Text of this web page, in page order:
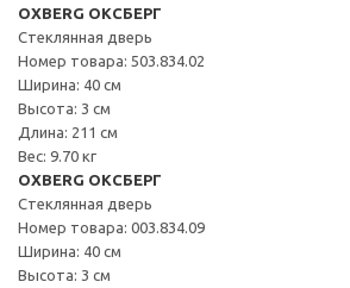
OXBERG ОКСБЕРГ
Стеклянная дверь
Номер товара: 503.834.02
Ширина: 40 см
Высота: 3 см
Длина: 211 см
Вес: 9.70 кг
OXBERG ОКСБЕРГ
Стеклянная дверь
Номер товара: 003.834.09
Ширина: 40 см
Высота: 3 см